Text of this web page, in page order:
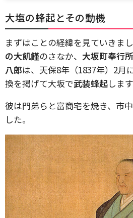
大塩の蜂起とその動機
まずはことの経緯を見ていきま
の大飢饉のさなか、 大坂町奉行
八郎は、天保8年（1837年）2月
換を掲げて大坂で武装蜂起します
彼は門弟らと富商宅を焼き、市
した。